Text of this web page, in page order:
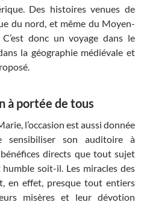
Des histoires venues de
du nord, et même du Moyen-
donc un voyage dans le
la géographie médiévale et
à portée de tous
l’occasion est aussi donnée
sensibiliser son auditoire à
directs que tout sujet
soit-il. Les miracles des
en effet, presque tout entiers
misères et leur dévotion